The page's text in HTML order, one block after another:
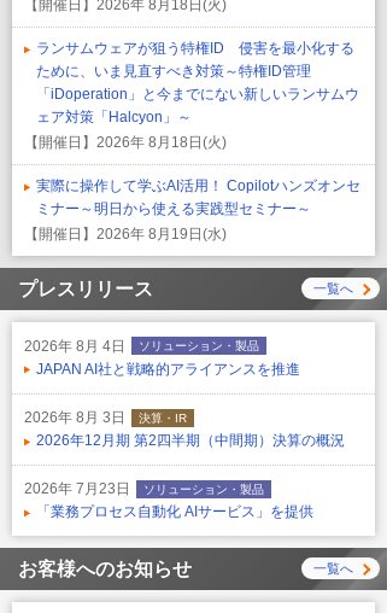
【開催日】 2026年 8月18日(火)
ランサムウェアが狙う特権ID 侵害を最小化する
ために、いま見直すべき対策～特権ID管理
「iDoperation」と今までにない新しいランサムウ
ェア対策「Halcyon」～
【開催日】 2026年 8月18日(火)
実際に操作して学ぶAI活用！ Copilotハンズオンセ
ミナー～明日から使える実践型セミナー～
【開催日】 2026年 8月19日(水)
プレスリリース 一覧へ
2026年 8月 4日 ソリューション・製品
JAPAN AI社と戦略的アライアンスを推進
2026年 8月 3日 決算・IR
2026年12月期 第2四半期（中間期）決算の概況
2026年 7月23日 ソリューション・製品
「業務プロセス自動化 AIサービス」を提供
お客様へのお知らせ 一覧へ